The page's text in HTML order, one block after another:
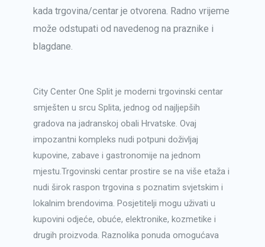
kada trgovina/centar je otvorena. Radno vrijeme
može odstupati od navedenog na praznike i
blagdane.
City Center One Split je moderni trgovinski centar
smješten u srcu Splita, jednog od najljepših
gradova na jadranskoj obali Hrvatske. Ovaj
impozantni kompleks nudi potpuni doživljaj
kupovine, zabave i gastronomije na jednom
mjestu.Trgovinski centar prostire se na više etaža i
nudi širok raspon trgovina s poznatim svjetskim i
lokalnim brendovima. Posjetitelji mogu uživati u
kupovini odjeće, obuće, elektronike, kozmetike i
drugih proizvoda. Raznolika ponuda omogućava